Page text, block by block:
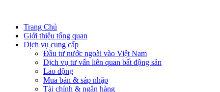
Trang Chủ
Giới thiệu tổng quan
Dịch vụ cung cấp
Đầu tư nước ngoài vào Việt Nam
Dịch vụ tư vấn liên quan bất động sản
Lao động
Mua bán & sáp nhập
Tài chính & ngân hàng